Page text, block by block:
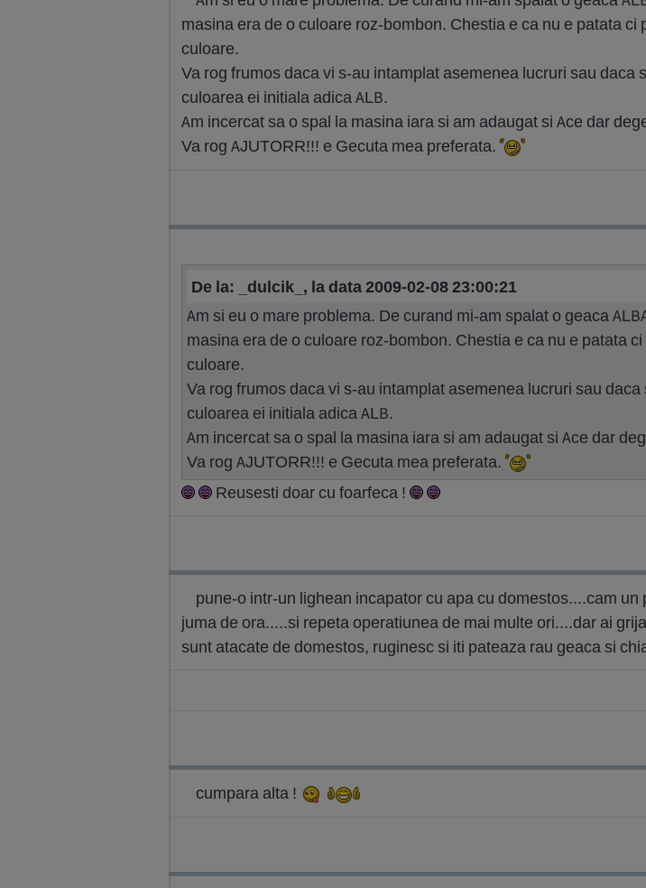
masina era de o culoare roz-bombon. Chestia e ca nu e patata
culoare.
Va rog frumos daca vi s-au intamplat asemenea lucruri sau daca
culoarea ei initiala adica ALB.
Am incercat sa o spal la masina iara si am adaugat si Ace dar
Va rog AJUTORR!!! e Gecuta mea preferata.
De la: _dulcik_, la data 2009-02-08 23:00:21
Am si eu o mare problema. De curand mi-am spalat o geaca
masina era de o culoare roz-bombon. Chestia e ca nu e patata
culoare.
Va rog frumos daca vi s-au intamplat asemenea lucruri sau
culoarea ei initiala adica ALB.
Am incercat sa o spal la masina iara si am adaugat si Ace dar
Va rog AJUTORR!!! e Gecuta mea preferata.
Reusesti doar cu foarfeca !
pune-o intr-un lighean incapator cu apa cu domestos....cam
juma de ora.....si repeta operatiunea de mai multe ori....dar ai
sunt atacate de domestos, ruginesc si iti pateaza rau geaca si
cumpara alta !